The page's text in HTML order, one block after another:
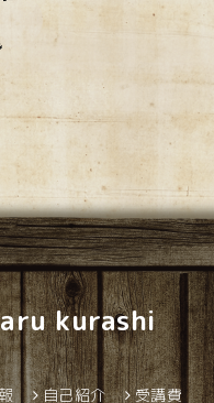
kurashi
自己紹介 受講費